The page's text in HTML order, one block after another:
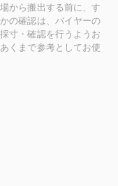
から搬出する前に、す
の確認は、バイヤーの
寸・確認を行うようお
くまで参考としてお使